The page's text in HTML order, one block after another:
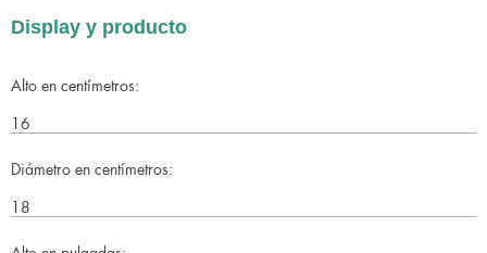
Display y producto
Alto en centímetros:
16
Diámetro en centímetros:
18
Alto en pulgadas: